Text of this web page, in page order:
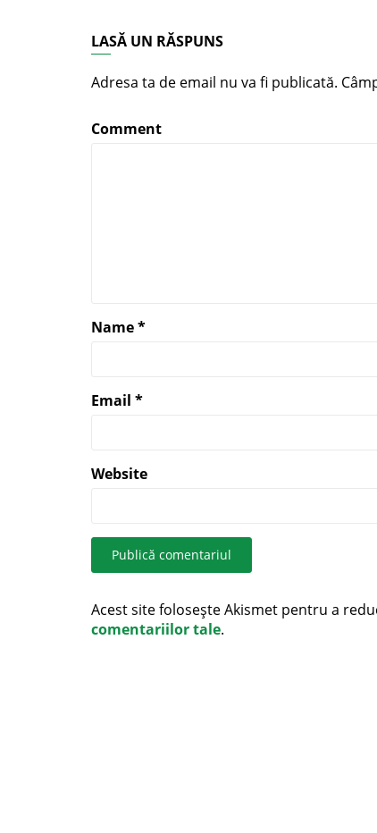
LASĂ UN RĂSPUNS
Adresa ta de email nu va fi publicată.
Comment
Name*
Email *
Website
Acest site folosește Akismet pentru a
comentariilor tale.